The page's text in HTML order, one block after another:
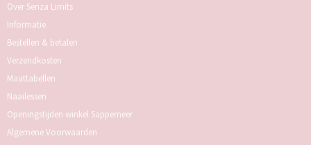
Over Senza Limits
Informatie
Bestellen & betalen
Verzendkosten
Maattabellen
Naailessen
Openingstijden winkel Sappemeer
Algemene Voorwaarden